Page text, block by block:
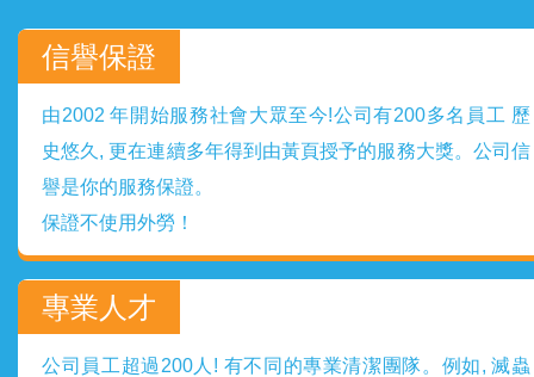
信譽保證
由2002 年開始服務社會大眾至今!公司有200多名員工 歷
史悠久, 更在連續多年得到由黃頁授予的服務大獎。公司信
譽是你的服務保證。
保證不使用外勞！
專業人才
公司員工超過200人! 有不同的專業清潔團隊。例如, 滅蟲